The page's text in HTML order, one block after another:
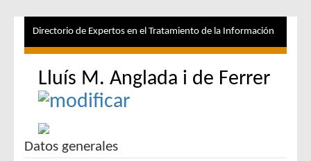
Directorio de Expertos en el Tratamiento de la Información
Lluís M. Anglada i de Ferrer
Datos generales